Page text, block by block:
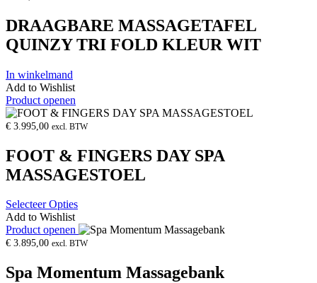
DRAAGBARE MASSAGETAFEL
QUINZY TRI FOLD KLEUR WIT
In winkelmand
Add to Wishlist
Product openen
€ 3.995,00 excl. BTW
FOOT & FINGERS DAY SPA
MASSAGESTOEL
Selecteer Opties
Add to Wishlist
Product openen
€ 3.895,00 excl. BTW
Spa Momentum Massagebank